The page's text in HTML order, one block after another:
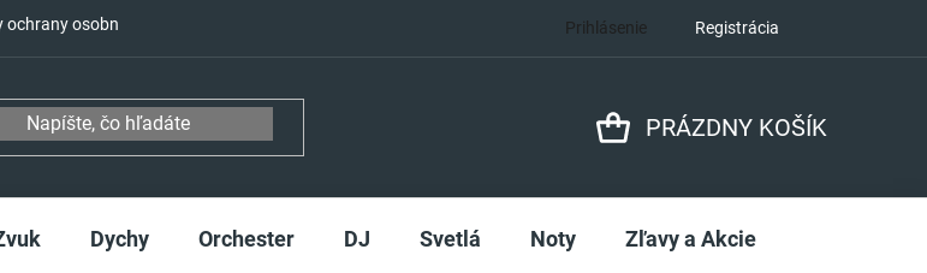
ochrany osobných údajov Prihlásenie Registrácia
PRÁZDNY KOŠÍK
Dychy Orchester DJ Svetlá Noty Zľavy a Akcie